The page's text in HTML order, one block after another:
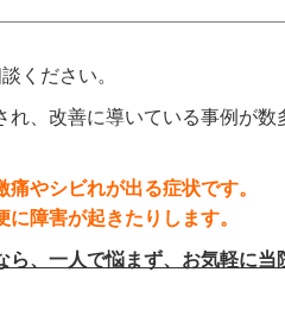
ください。
、改善に導いている事例が数
やシビれが出る症状です。
障害が起きたりします。
ら、一人で悩まず、お気軽に当